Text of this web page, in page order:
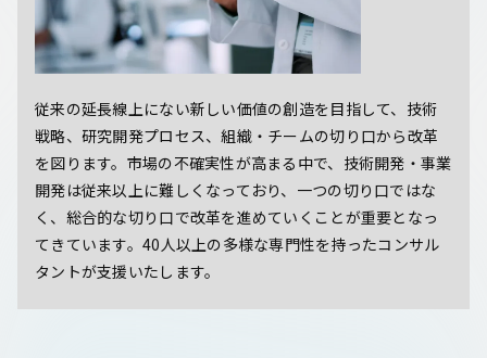
従来の延長線上にない新しい価値の創造を目指して、技術
戦略、研究開発プロセス、組織・チームの切り口から改革
を図ります。市場の不確実性が高まる中で、技術開発・事業
開発は従来以上に難しくなっており、一つの切り口ではな
く、総合的な切り口で改革を進めていくことが重要となっ
てきています。40人以上の多様な専門性を持ったコンサル
タントが支援いたします。